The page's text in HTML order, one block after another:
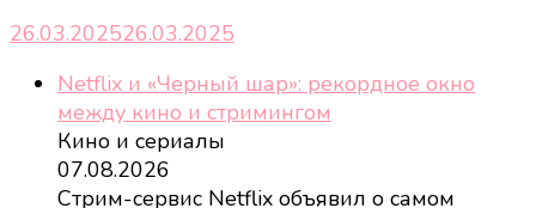
26.03.202526.03.2025
Netflix и «Черный шар»: рекордное окно
между кино и стримингом
Кино и сериалы
07.08.2026
Стрим-сервис Netflix объявил о самом